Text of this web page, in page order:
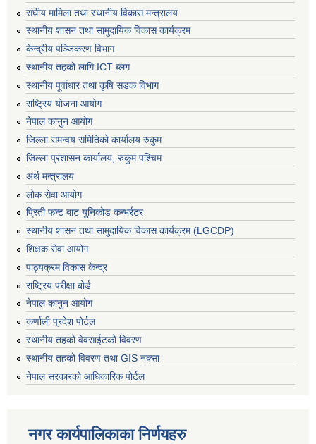
संघीय मामिला तथा स्थानीय विकास मन्त्रालय
स्थानीय शासन तथा सामुदायिक विकास कार्यक्रम
केन्द्रीय पञ्जिकरण विभाग
स्थानीय तहको लागि ICT ब्लग
स्थानीय पूर्वाधार तथा कृषि सडक विभाग
राष्ट्रिय योजना आयोग
नेपाल कानुन आयोग
जिल्ला समन्वय समितिको कार्यालय रुकुम
जिल्ला प्रशासन कार्यालय, रुकुम पश्चिम
अर्थ मन्त्रालय
लोक सेवा आयोग
प्रिती फन्ट बाट युनिकोड कन्भर्रटर
स्थानीय शासन तथा सामुदायिक विकास कार्यक्रम (LGCDP)
शिक्षक सेवा आयोग
पाठ्यक्रम विकास केन्द्र
राष्ट्रिय परीक्षा बोर्ड
नेपाल कानुन आयोग
कर्णाली प्रदेश पोर्टल
स्थानीय तहको वेवसाईटको विवरण
स्थानीय तहको विवरण तथा GIS नक्सा
नेपाल सरकारको आधिकारिक पोर्टल
नगर कार्यपालिकाका निर्णयहरु